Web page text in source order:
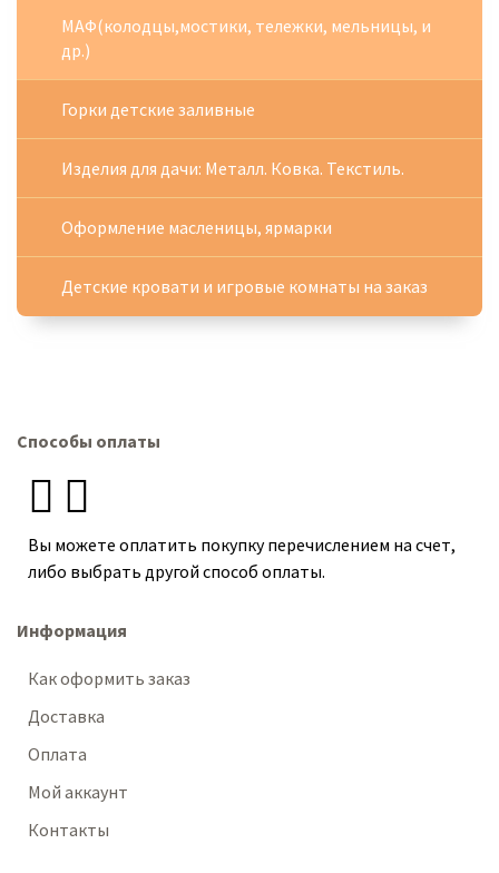
МАФ(колодцы,мостики, тележки, мельницы, и
др.)
Горки детские заливные
Изделия для дачи: Металл. Ковка. Текстиль.
Оформление масленицы, ярмарки
Детские кровати и игровые комнаты на заказ
Способы оплаты
Вы можете оплатить покупку перечислением на счет,
либо выбрать другой способ оплаты.
Информация
Как оформить заказ
Доставка
Оплата
Мой аккаунт
Контакты